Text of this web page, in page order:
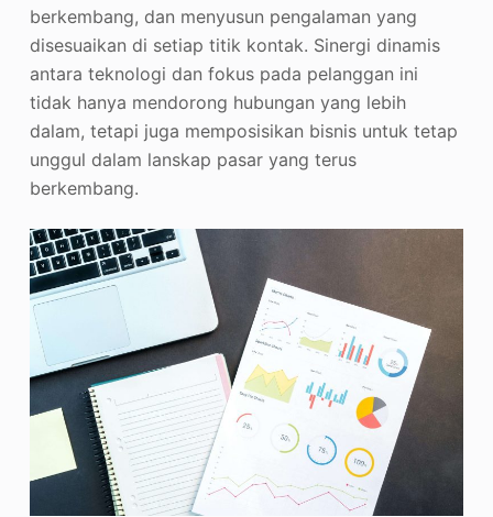
berkembang, dan menyusun pengalaman yang
disesuaikan di setiap titik kontak. Sinergi dinamis
antara teknologi dan fokus pada pelanggan ini
tidak hanya mendorong hubungan yang lebih
dalam, tetapi juga memposisikan bisnis untuk tetap
unggul dalam lanskap pasar yang terus
berkembang.